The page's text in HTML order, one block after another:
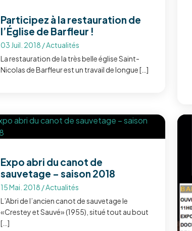
Participez à la restauration de
l’Église de Barfleur !
03 Juil. 2018 /Actualités
La restauration de la très belle église Saint-
Nicolas de Barfleur est un travail de longue […]
Expo abri du canot de
sauvetage – saison 2018
15 Mai. 2018 /Actualités
L’Abri de l’ancien canot de sauvetage le
«Crestey et Sauvé» (1955), situé tout au bout
[…]